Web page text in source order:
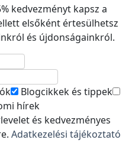
kedvezményt kapsz a
elsőként értesülhetsz
és újdonságainkról.
Blogcikkek és tippek
hírek
és kedvezményes
Adatkezelési tájékoztató